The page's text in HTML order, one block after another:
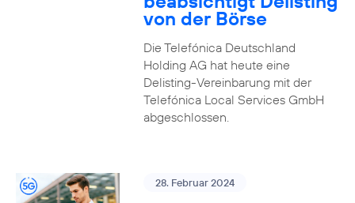
von der Börse
Die Telefónica Deutschland
Holding AG hat heute eine
Delisting-Vereinbarung mit der
Telefónica Local Services GmbH
abgeschlossen.
28. Februar 2024